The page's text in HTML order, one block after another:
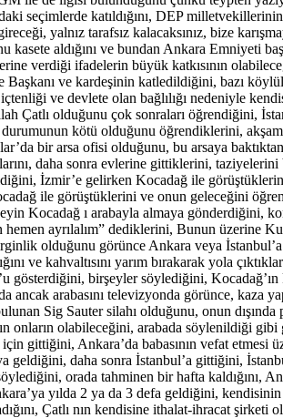
seçimlerde katıldığını, DEP
yalnız tarafsız kalacaksınız, bize
kasete aldığını ve bundan Ankara
verdiği ifadelerin büyük katkısının
Başkanı ve kardeşinin katledildiğini, bazı
ve devlete olan bağlılığı nedeniyle
Çatlı olduğunu çok sonraları öğrendiğini,
durumunun kötü olduğunu öğrendiklerini,
bir arsa ofisi olduğunu, bu arsaya
daha sonra evlerine gittiklerini, taziyelerini
İzmir’e gelirken Kocadağ ile
ile görüştüklerini ve onun geleceğini
Kocadağ ı arabayla almaya
ayrılalım” dediklerini, Bunun üzerine
olduğunu görünce Ankara veya
ve kahvaltısını yarım bırakarak yola
gösterdiğini, birşeyler söylediğini,
arabasını televizyonda görünce, kaza
Sig Sauter silahı olduğunu, onun
onların olabileceğini, arabada söylenildiği
gittiğini, Ankara’da babasının vefat
daha sonra İstanbul’a gittiğini,
orada tahminen bir hafta kaldığını,
yılda 2 ya da 3 defa geldiğini,
Çatlı nın kendisine ithalat-ihracat şirketi